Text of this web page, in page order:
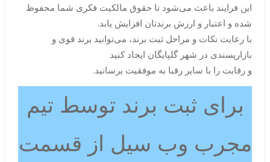
این فرایند باعث می‌شود تا حقوق مالکیت فکری شما محفوظ
شده و اعتبار و ارزش برندتان افزایش یابد.
با رعایت نکات و مراحل ثبت برند، می‌توانید برند قوی و
بازارپسندی در شهر گلپایگان ایجاد کنید
و رقابت را با سایر رقبا به موفقیت برسانید.
برای ثبت برند توسط تیم
مجرب وب سیل از قسمت